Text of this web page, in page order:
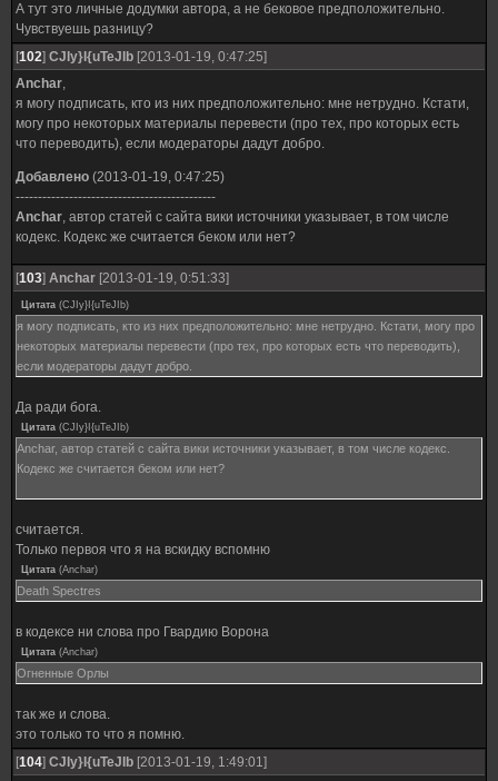
А тут это личные додумки автора, а не бековое предположительно.
Чувствуешь разницу?
[102] CJIy}I{uTeJIb [2013-01-19, 0:47:25]
Anchar,
я могу подписать, кто из них предположительно: мне нетрудно. Кстати,
могу про некоторых материалы перевести (про тех, про которых есть
что переводить), если модераторы дадут добро.
Добавлено (2013-01-19, 0:47:25)
---------------------------------------------
Anchar, автор статей с сайта вики источники указывает, в том числе
кодекс. Кодекс же считается беком или нет?
[103] Anchar [2013-01-19, 0:51:33]
Цитата (CJIy}I{uTeJIb)
я могу подписать, кто из них предположительно: мне нетрудно. Кстати, могу про
некоторых материалы перевести (про тех, про которых есть что переводить),
если модераторы дадут добро.
Да ради бога.
Цитата (CJIy}I{uTeJIb)
Anchar, автор статей с сайта вики источники указывает, в том числе кодекс.
Кодекс же считается беком или нет?
считается.
Только первоя что я на вскидку вспомню
Цитата (Anchar)
Death Spectres
в кодексе ни слова про Гвардию Ворона
Цитата (Anchar)
Огненные Орлы
так же и слова.
это только то что я помню.
[104] CJIy}I{uTeJIb [2013-01-19, 1:49:01]